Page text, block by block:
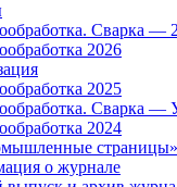
Сварка —
2026
2025
Сварка —
2024
страницы»
о журнале